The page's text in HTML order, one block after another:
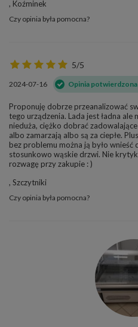
, Koźminek
Czy opinia była pomocna?
5/5
2024-07-16 Opinia
Proponuję dobrze przeanalizować
tego urządzenia. Lada jest ładna ale
nieduża, ciężko dobrać
albo zamarzają albo są za ciepłe.
bez problemu można ją było wnieść
stosunkowo wąskie drzwi. Nie
rozwagę przy zakupie : )
, Szczytniki
Czy opinia była pomocna?